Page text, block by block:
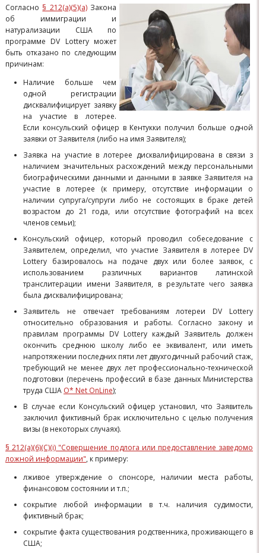
Согласно§ 212(a)(5)(a)Закона
об иммиграции и
натурализации США по
программе DV Lottery может
быть отказано по следующим
причинам:
Наличие больше чем
одной регистрации
дисквалифицирует заявку
на участие в лотерее.
Если консульский офицер в Кентукки получил больше одной
заявки от Заявителя (либо на имя Заявителя);
Заявка на участие в лотерее дисквалифицирована в связи з
наличием значительных расхождений между персональными
биографическими данными и данными в заявке Заявителя на
участие в лотерее (к примеру, отсутствие информации о
наличии супруга/супруги либо не состоящих в браке детей
возрастом до 21 года, или отсутствие фотографий на всех
членов семьи);
Консульский офицер, который проводил собеседование с
Заявителем, определил, что участие Заявителя в лотерее DV
Lottery базировалось на подаче двух или более заявок, с
использованием различных вариантов латинской
транслитерации имени Заявителя, в результате чего заявка
была дисквалифицирована;
Заявитель не отвечает требованиям лотереи DV Lottery
относительно образования и работы. Согласно закону и
правилам программы DV Lottery каждый Заявитель должен
окончить среднюю школу либо ее эквивалент, или иметь
напротяжении последних пяти лет двухгодичный рабочий стаж,
требующий не менее двух лет профессионально-технической
подготовки (перечень профессий в базе данных Министерства
труда США O* Net OnLine);
В случае если Консульский офицер установил, что Заявитель
заключил фиктивный брак исключительно с целью получения
визы (в некоторых случаях).
§ 212(a)(6)(C)(i) "Совершение подлога или предоставление заведомо
ложной информации", к примеру:
лживое утверждение о спонсоре, наличии места работы,
финансовом состоянии и т.п.;
сокрытие любой информации в т.ч. наличия судимости,
фиктивный брак;
сокрытие факта существования родственника, проживающего в
США;